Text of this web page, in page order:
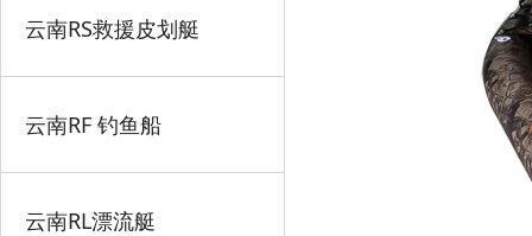
云南RS救援皮划艇
云南RF 钓鱼船
云南RL漂流艇